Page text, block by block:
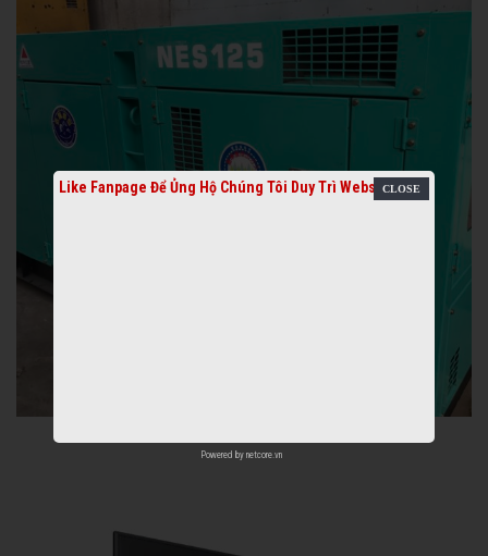
Like Fanpage Để Ủng Hộ Chúng Tôi Duy Trì Website
Powered by netcore.vn